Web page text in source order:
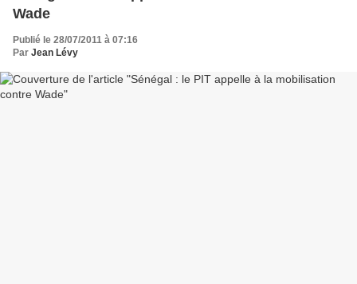
Wade
Publié le 28/07/2011 à 07:16
Par Jean Lévy